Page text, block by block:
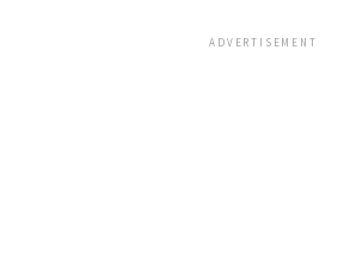
ADVERTISEMENT